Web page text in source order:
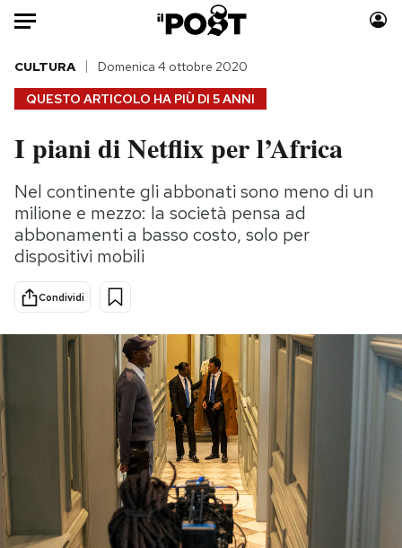
Auto
HOME
Italia
Politica
Tecnologia
Internet
Scienza
Cultura
Economia
Sport
Moda
Consumismi
Storie/Idee
Altrecose
Mondiali calcio 2026
NEWSLETTER
QUESTO ARTICOLO HA PIÙ DI 5 ANNI
CULTURA Domenica 4 ottobre 2020
I piani di Netflix per l’Africa
Nel continente gli abbonati sono meno di un
milione e mezzo: la società pensa ad
abbonamenti a basso costo, solo per
dispositivi mobili
Condividi